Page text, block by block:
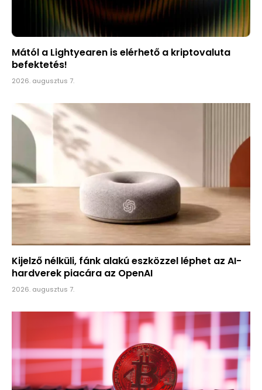
Mától a Lightyearen is elérhető a kriptovaluta
befektetés!
2026. augusztus 7.
Kijelző nélküli, fánk alakú eszközzel léphet az AI-
hardverek piacára az OpenAI
2026. augusztus 7.